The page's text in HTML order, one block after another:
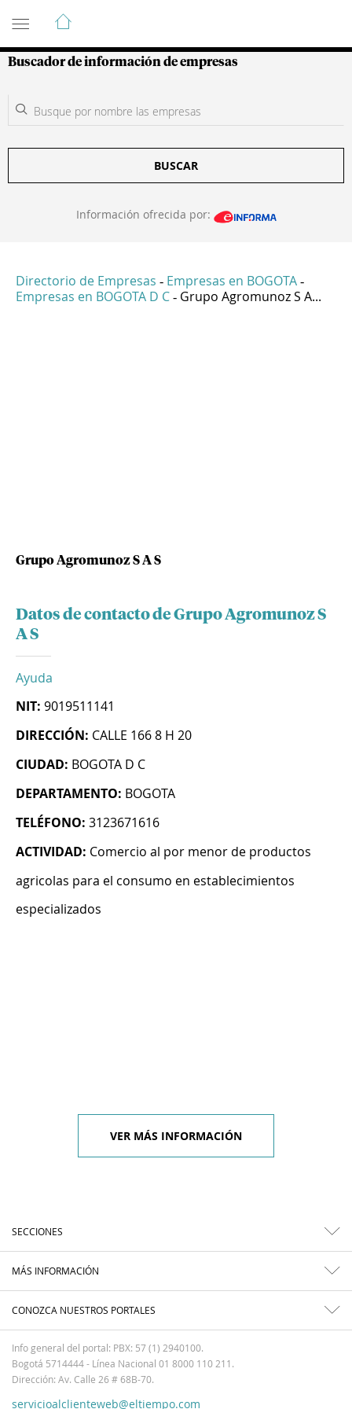
Guía de Empresas Colombianas
Buscador de información de empresas
BUSCAR
Información ofrecida por:
Directorio de Empresas - Empresas en BOGOTA -
Empresas en BOGOTA D C - Grupo Agromunoz S A...
Grupo Agromunoz S A S
Datos de contacto de Grupo Agromunoz S
A S
Ayuda
NIT: 9019511141
DIRECCIÓN: CALLE 166 8 H 20
CIUDAD: BOGOTA D C
DEPARTAMENTO: BOGOTA
TELÉFONO: 3123671616
ACTIVIDAD: Comercio al por menor de productos
agricolas para el consumo en establecimientos
especializados
VER MÁS INFORMACIÓN
SECCIONES
MÁS INFORMACIÓN
CONOZCA NUESTROS PORTALES
Info general del portal: PBX: 57 (1) 2940100.
Bogotá 5714444 - Línea Nacional 01 8000 110 211.
Dirección: Av. Calle 26 # 68B-70.
servicioalclienteweb@eltiempo.com